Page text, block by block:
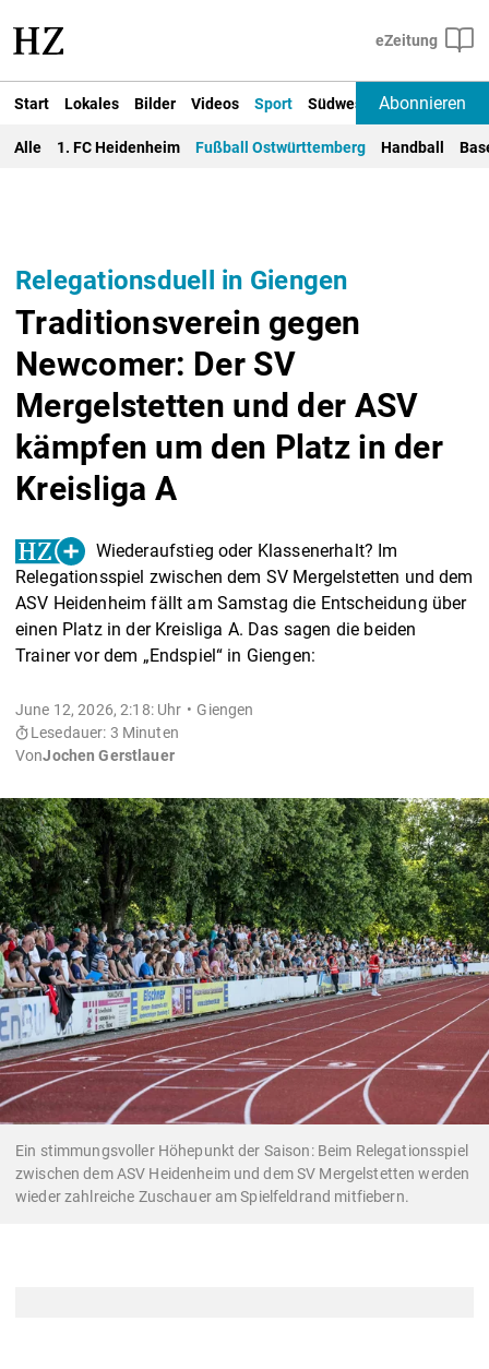
Start Lokales Bilder Videos Sport Südwest Deutschland
Abonnieren
Alle 1. FC Heidenheim Fußball Ostwürttemberg Handball
Relegationsduell in Giengen
Traditionsverein gegen
Newcomer: Der SV
Mergelstetten und der ASV
kämpfen um den Platz in der
Kreisliga A
Wiederaufstieg oder Klassenerhalt? Im
Relegationsspiel zwischen dem SV Mergelstetten und dem
ASV Heidenheim fällt am Samstag die Entscheidung über
einen Platz in der Kreisliga A. Das sagen die beiden
Trainer vor dem „Endspiel“ in Giengen:
June 12, 2026, 2:18: Uhr
Giengen
Lesedauer: 3 Minuten
VonJochen Gerstlauer
Ein stimmungsvoller Höhepunkt der Saison: Beim Relegationsspiel
zwischen dem ASV Heidenheim und dem SV Mergelstetten werden
wieder zahlreiche Zuschauer am Spielfeldrand mitfiebern.